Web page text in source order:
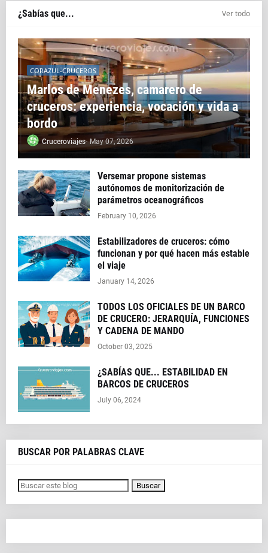
¿Sabías que... Ver todo
CORAZUL-CRUCEROS
Marlos de Menezes, camarero de
cruceros: experiencia, vocación y vida a
bordo
Cruceroviajes- May 07, 2026
Versemar propone sistemas
autónomos de monitorización de
parámetros oceanográficos
February 10, 2026
Estabilizadores de cruceros: cómo
funcionan y por qué hacen más estable
el viaje
January 14, 2026
TODOS LOS OFICIALES DE UN BARCO
DE CRUCERO: JERARQUÍA, FUNCIONES
Y CADENA DE MANDO
October 03, 2025
¿SABÍAS QUE... ESTABILIDAD EN
BARCOS DE CRUCEROS
July 06, 2024
BUSCAR POR PALABRAS CLAVE